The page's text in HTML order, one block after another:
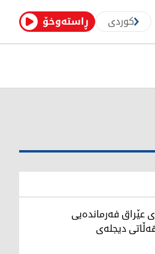
ڕاستەوخۆ کوردی
عێراق فەرماندەیی
دیجلەی